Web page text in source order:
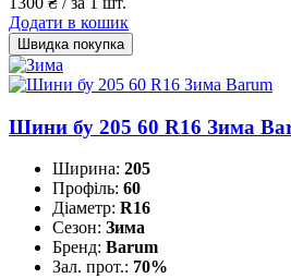
Додати в кошик
Швидка покупка
Шини бу 205 60 R16 Зима
Ширина: 205
Профіль: 60
Діаметр: R16
Сезон: Зима
Бренд: Barum
Зал. прот.: 70%